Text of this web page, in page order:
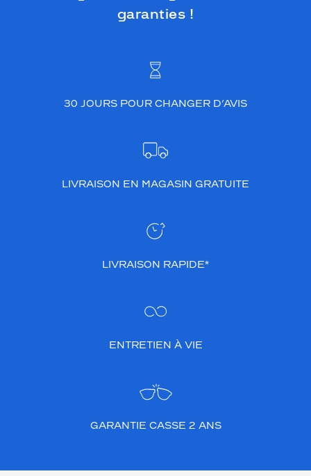
garanties !
30 JOURS POUR CHANGER D’AVIS
LIVRAISON EN MAGASIN GRATUITE
LIVRAISON RAPIDE*
ENTRETIEN À VIE
GARANTIE CASSE 2 ANS